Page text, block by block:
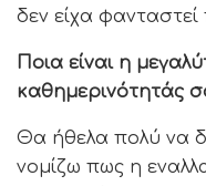
δεν είχα φανταστεί
Ποια είναι η
καθημερινότητάς
Θα ήθελα πολύ να
νομίζω πως η